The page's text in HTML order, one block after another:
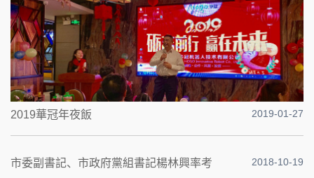
2019-01-27
2019華冠年夜飯
2018-10-19
市委副書記、市政府黨組書記楊林興率考